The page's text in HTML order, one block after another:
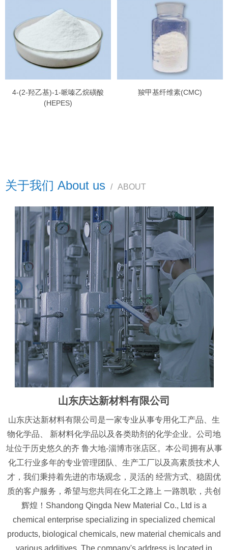
4-(2-羟乙基)-1-哌嗪乙烷磺酸
(HEPES)
羧甲基纤维素(CMC)
关于我们 About us / ABOUT
山东庆达新材料有限公司
山东庆达新材料有限公司是一家专业从事专用化工产品、生
物化学品、 新材料化学品以及各类助剂的化学企业。公司地
址位于历史悠久的齐 鲁大地-淄博市张店区。本公司拥有从事
化工行业多年的专业管理团队、生产工厂以及高素质技术人
才，我们秉持着先进的市场观念，灵活的 经营方式、稳固优
质的客户服务，希望与您共同在化工之路上 一路凯歌，共创
辉煌！Shandong Qingda New Material Co., Ltd is a
chemical enterprise specializing in specialized chemical
products, biological chemicals, new material chemicals and